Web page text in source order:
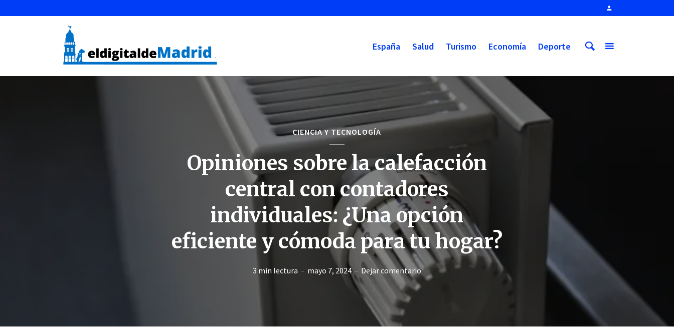
España Salud Turismo Economía Deporte
CIENCIA Y TECNOLOGÍA
Opiniones sobre la calefacción
central con contadores
individuales: ¿Una opción
eficiente y cómoda para tu hogar?
3 min lectura mayo 7, 2024 Dejar comentario